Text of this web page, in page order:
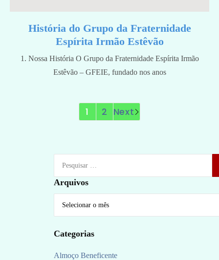
História do Grupo da Fraternidade
Espírita Irmão Estêvão
1. Nossa História O Grupo da Fraternidade Espírita Irmão
Estêvão – GFEIE, fundado nos anos
1 2 Next
Arquivos
Categorias
Almoço Beneficente